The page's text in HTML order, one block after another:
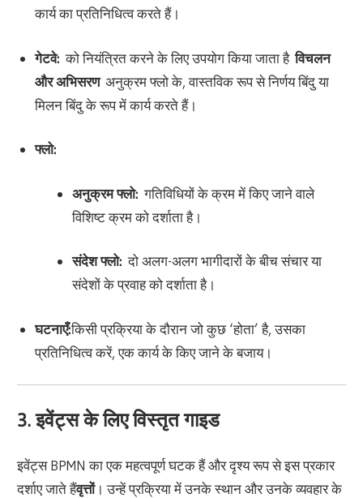
कार्य का प्रतिनिधित्व करते हैं।
गेटवे: को नियंत्रित करने के लिए उपयोग किया जाता हैविचलन
और अभिसरणअनुक्रम फ्लो के, वास्तविक रूप से निर्णय बिंदु या
मिलन बिंदु के रूप में कार्य करते हैं।
फ्लो:
अनुक्रम फ्लो: गतिविधियों के क्रम में किए जाने वाले
विशिष्ट क्रम को दर्शाता है।
संदेश फ्लो: दो अलग-अलग भागीदारों के बीच संचार या
संदेशों के प्रवाह को दर्शाता है।
घटनाएँ:किसी प्रक्रिया के दौरान जो कुछ ‘होता’ है, उसका
प्रतिनिधित्व करें, एक कार्य के किए जाने के बजाय।
3. इवेंट्स के लिए विस्तृत गाइड
इवेंट्स BPMN का एक महत्वपूर्ण घटक हैं और दृश्य रूप से इस प्रकार
दर्शाए जाते हैंवृत्तों। उन्हें प्रक्रिया में उनके स्थान और उनके व्यवहार के